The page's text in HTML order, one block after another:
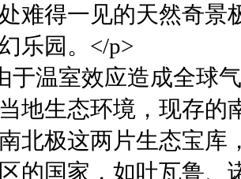
难得一见的天然奇景
乐园。</p>
室效应造成全球气
地生态环境，现存的
北极这两片生态宝库
的国家，如吐瓦鲁、